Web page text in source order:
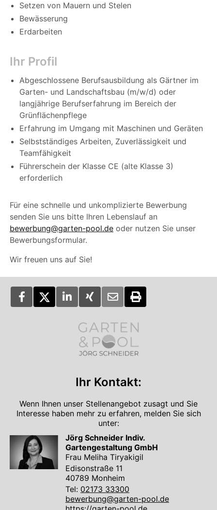
Setzen von Mauern und Stelen
Bewässerung
Erdarbeiten
Ihr Profil
Abgeschlossene Berufsausbildung als Gärtner im
Garten- und Landschaftsbau (m/w/d) oder
langjährige Berufserfahrung im Bereich der
Grünflächenpflege
Erfahrung im Umgang mit Maschinen und Geräten
Selbstständiges Arbeiten, Zuverlässigkeit und
Teamfähigkeit
Führerschein der Klasse CE (alte Klasse 3)
erforderlich
Für eine schnelle und unkomplizierte Bewerbung
senden Sie uns bitte Ihren Lebenslauf an
bewerbung@garten-pool.de oder nutzen Sie unser
Bewerbungsformular.
Wir freuen uns auf Sie!
Ihr Kontakt:
Wenn Ihnen unser Stellenangebot zusagt und Sie
Interesse haben mehr zu erfahren, melden Sie sich
unter:
Jörg Schneider Indiv.
Gartengestaltung GmbH
Frau Meliha Tiryakigil
Edisonstraße 11
40789 Monheim
Tel: 02173 33300
bewerbung@garten-pool.de